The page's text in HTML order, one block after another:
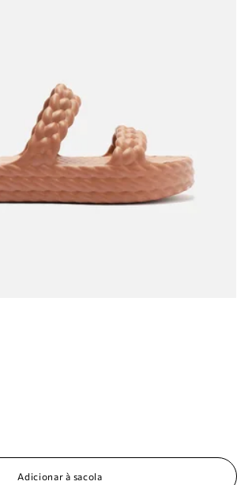
Adicionar à sacola